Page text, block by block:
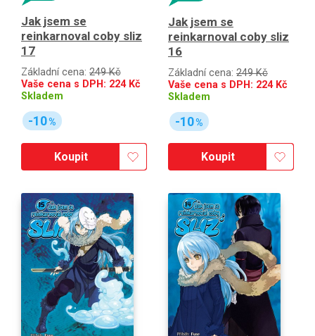
Jak jsem se
reinkarnoval coby sliz
17
Základní cena: 249 Kč
Vaše cena s DPH: 224Kč
Skladem
-10%
Koupit
Jak jsem se
reinkarnoval coby sliz
16
Základní cena: 249 Kč
Vaše cena s DPH: 224Kč
Skladem
-10%
Koupit